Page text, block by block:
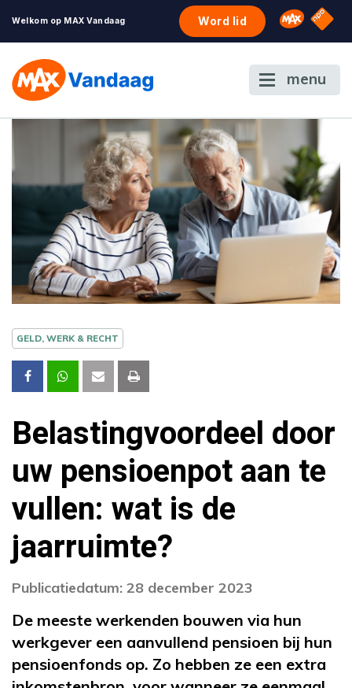
Welkom op MAX Vandaag Word lid Omroep
NPO
menu
GELD, WERK & RECHT
Belastingvoordeel door
uw pensioenpot aan te
vullen: wat is de
jaarruimte?
Publicatiedatum: 28 december 2023
De meeste werkenden bouwen via hun
werkgever een aanvullend pensioen bij hun
pensioenfonds op. Zo hebben ze een extra